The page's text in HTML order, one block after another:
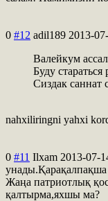
0 #12 adil189 2013-
Валейкум
Буду
Сиздак саннат
nahxiliringni yahxi
0 #11 Ilxam 2013-07-
Жаңа патриотлық
қалтырма,яхшы ма?